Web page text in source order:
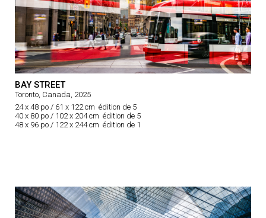
BAY STREET
Toronto, Canada, 2025
24 x 48 po / 61 x 122 cm édition de 5
40 x 80 po / 102 x 204 cm édition de 5
48 x 96 po / 122 x 244 cm édition de 1